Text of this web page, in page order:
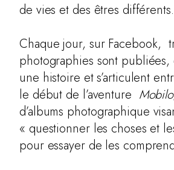
de vies et des êtres différents.
Chaque jour, sur Facebook,
photographies sont
une histoire et s’articulent
le début de l’aventure
d’albums photographique
« questionner les choses et
pour essayer de les